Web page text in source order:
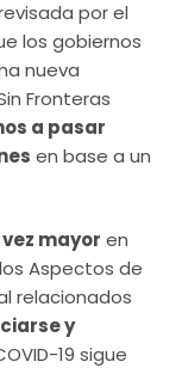
por el
los gobiernos
nueva
Fronteras
a pasar
en base a un
mayor en
Aspectos de
relacionados
y
19 sigue